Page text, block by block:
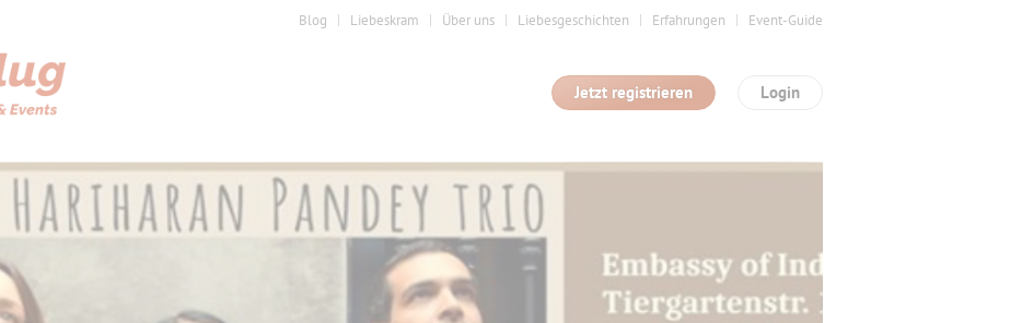
Blog Liebeskram Über uns Liebesgeschichten Erfahrungen Event-Guide
Login
Jetzt registrieren